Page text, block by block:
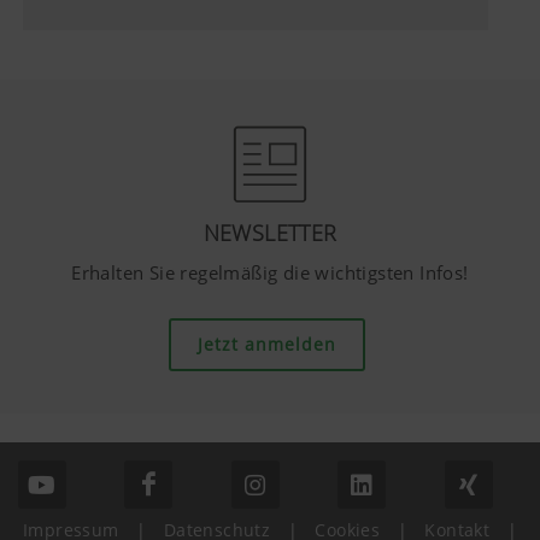
NEWSLETTER
Erhalten Sie regelmäßig die wichtigsten Infos!
Jetzt anmelden
Impressum | Datenschutz | Cookies | Kontakt |